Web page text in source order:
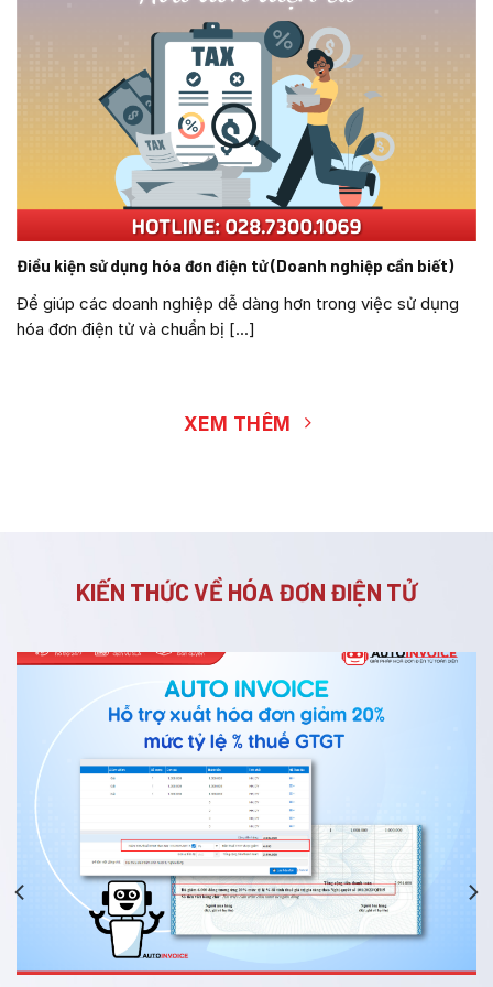
Điều kiện sử dụng hóa đơn điện tử (Doanh nghiệp cần biết)
Để giúp các doanh nghiệp dễ dàng hơn trong việc sử dụng
hóa đơn điện tử và chuẩn bị [...]
XEM THÊM
KIẾN THỨC VỀ HÓA ĐƠN ĐIỆN TỬ